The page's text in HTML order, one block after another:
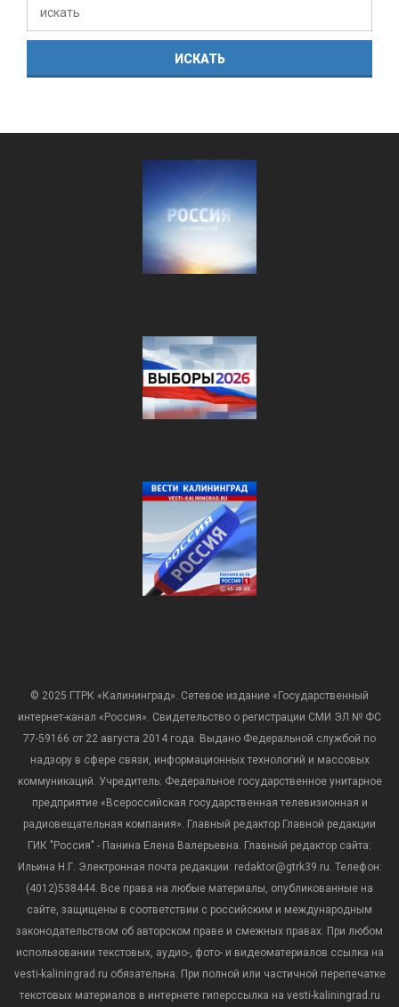
© 2025 ГТРК «Калининград». Сетевое издание «Государственный
интернет-канал «Россия». Свидетельство о регистрации СМИ ЭЛ № ФС
77-59166 от 22 августа 2014 года. Выдано Федеральной службой по
надзору в сфере связи, информационных технологий и массовых
коммуникаций. Учредитель: Федеральное государственное унитарное
предприятие «Всероссийская государственная телевизионная и
радиовещательная компания». Главный редактор Главной редакции
ГИК "Россия" - Панина Елена Валерьевна. Главный редактор сайта:
Ильина Н.Г. Электронная почта редакции: redaktor@gtrk39.ru. Телефон:
(4012)538444. Все права на любые материалы, опубликованные на
сайте, защищены в соответствии с российским и международным
законодательством об авторском праве и смежных правах. При любом
использовании текстовых, аудио-, фото- и видеоматериалов ссылка на
vesti-kaliningrad.ru обязательна. При полной или частичной перепечатке
текстовых материалов в интернете гиперссылка на vesti-kaliningrad.ru